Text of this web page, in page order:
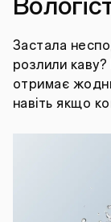
Застала
розлили
отримає
навіть якщо